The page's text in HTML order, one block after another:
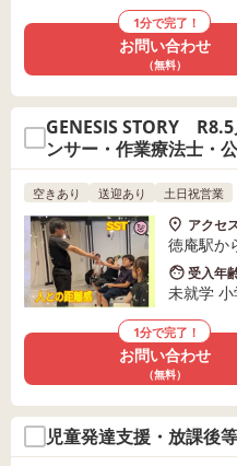
1分で完了！
お問い合わせ
（無料）
GENESIS STORY
ンサー・作業療法士・
籍！
空きあり 送迎あり 土日祝営業
アクセ
徳庵駅か
受入年
未就学
1分で完了！
お問い合わせ
（無料）
児童発達支援・放課後